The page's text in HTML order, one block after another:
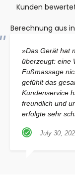
Kunden
Berechnung aus
»Das Gerät hat
überzeugt: eine
Fußmassage
gefühlt das
Kundenservice
freundlich und
erfolgte sehr
July 30,